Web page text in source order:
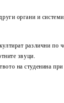
органи и
различни по
звуци.
на студенина